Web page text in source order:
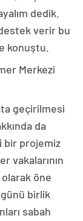
dedik.
verir bu
konuştu.
Merkezi
geçirilmesi
da
bir projemiz
vakalarının
olarak öne
birlik
sabah